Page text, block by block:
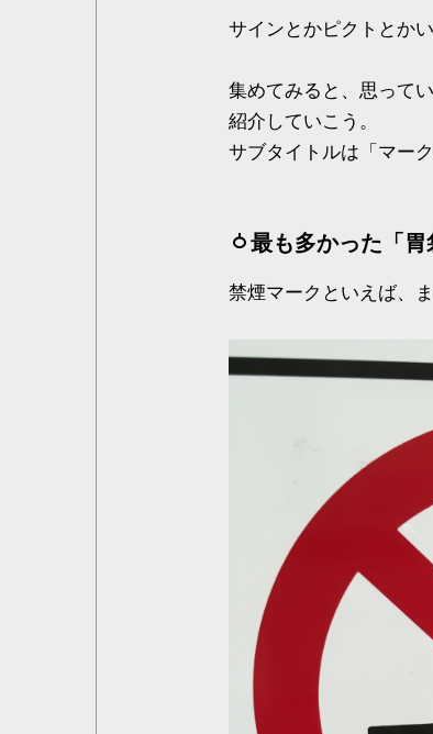
サインとかピクトとか
集めてみると、思って
紹介していこう。
サブタイトルは「マー
最も多かった「胃
禁煙マークといえば、